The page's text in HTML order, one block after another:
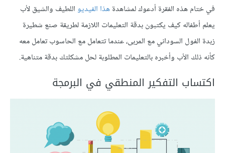
في ختام هذه الفقرة أدعوك لمشاهدةهذا الفيديواللطيف والشيق لأب
يعلم أطفاله كيف يكتبون بدقة التعليمات اللازمة لطريقة صنع شطيرة
زبدة الفول السوداني مع المربى، عندما تتعامل مع الحاسوب تعامل معه
كأنه ذلك الأب وأخبره بالتعليمات المطلوبة لحل مشكلتك بدقة متناهية.
اكتساب التفكير المنطقي في البرمجة